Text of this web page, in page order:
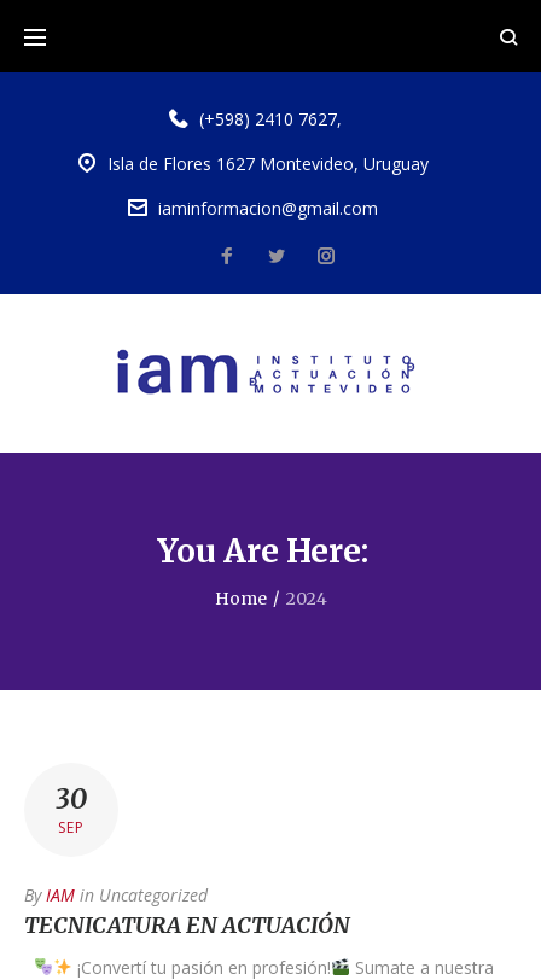
(+598) 2410 7627,
Isla de Flores 1627 Montevideo, Uruguay
iaminformacion@gmail.com
You Are Here:
Home / 2024
30
SEP
ByIAM in Uncategorized
TECNICATURA EN ACTUACIÓN
¡Convertí tu pasión en profesión!
Sumate a nuestra